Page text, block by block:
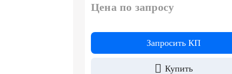
Цена по запросу
Запросить КП
Купить